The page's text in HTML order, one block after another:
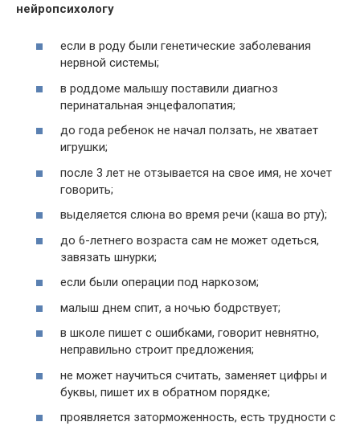
нейропсихологу
если в роду были генетические заболевания
нервной системы;
в роддоме малышу поставили диагноз
перинатальная энцефалопатия;
до года ребенок не начал ползать, не хватает
игрушки;
после 3 лет не отзывается на свое имя, не хочет
говорить;
выделяется слюна во время речи (каша во рту);
до 6-летнего возраста сам не может одеться,
завязать шнурки;
если были операции под наркозом;
малыш днем спит, а ночью бодрствует;
в школе пишет с ошибками, говорит невнятно,
неправильно строит предложения;
не может научиться считать, заменяет цифры и
буквы, пишет их в обратном порядке;
проявляется заторможенность, есть трудности с